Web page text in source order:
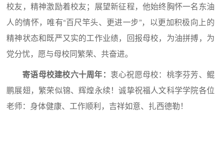
校友，精神激励着校友；展望新征程，他始终胸怀一名东油
人的情怀，唯有“百尺竿头、更进一步”，以更加积极向上的
精神状态和既严又实的工作业绩，回报母校，为油拼搏，为
党分忧，愿与母校同繁荣、共奋进。
寄语母校建校六十周年： 衷心祝愿母校：桃李芬芳、鲲
鹏展翅，繁荣似锦、辉煌永续！诚挚祝福人文科学学院各位
老师：身体健康、工作顺利，吉祥如意、扎西德勒！